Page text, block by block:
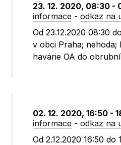
23. 12. 2020, 08:30 -
informace -odkaz na
Od 23.12.2020 08:30
v obci Praha; nehoda;
havárie OA do
02. 12. 2020, 16:50 -
informace -odkaz na
Od 2.12.2020 16:50